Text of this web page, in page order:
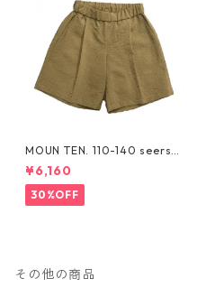
MOUN TEN. 110-140 seersuc
ker half pants [MP55C-173
6a]
¥6,160
30%OFF
その他の商品